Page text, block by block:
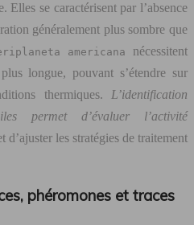
Elles se caractérisent par l’absence
généralement plus sombre que
americana nécessitent
longue, pouvant s’étendre sur
thermiques. L’identification
permet d’évaluer l’activité
d’ajuster les stratégies de traitement
phéromones et traces